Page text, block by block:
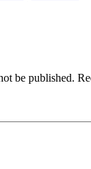
be published.